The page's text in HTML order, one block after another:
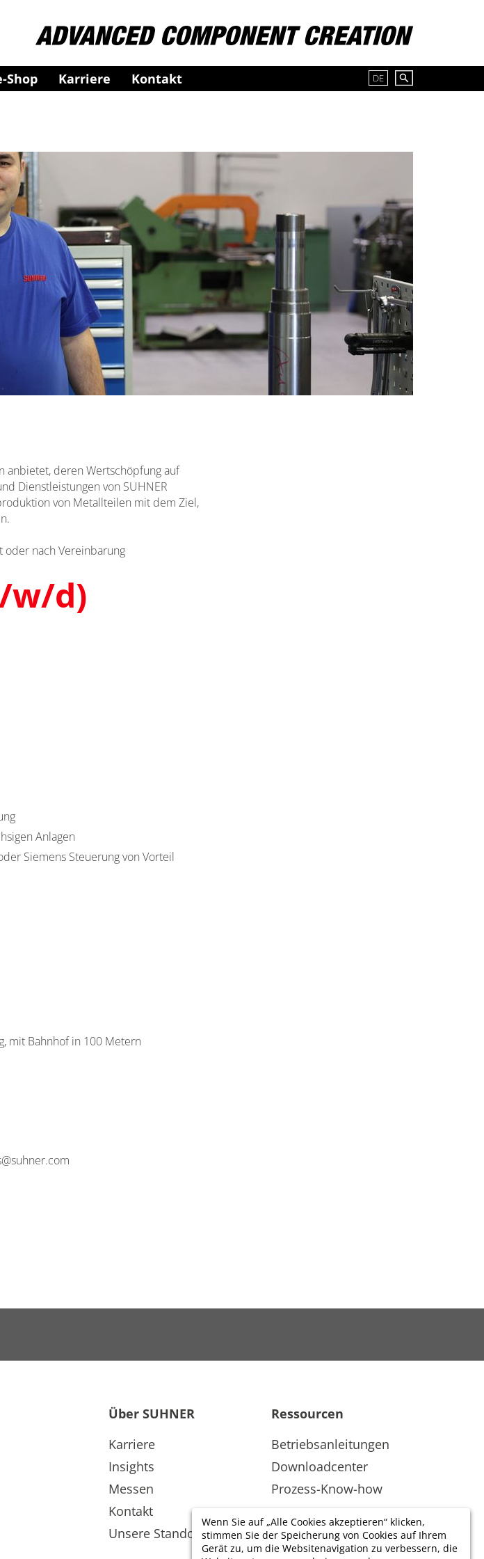
Shop Karriere Kontakt DE
anbietet, deren Wertschöpfung auf
Dienstleistungen von SUHNER
von Metallteilen mit dem Ziel,
nach Vereinbarung
w/d)
Anlagen
Siemens Steuerung von Vorteil
mit Bahnhof in 100 Metern
Über SUHNER
Karriere
Insights
Messen
Kontakt
Unsere Standorte
Ressourcen
Betriebsanleitungen
Downloadcenter
Prozess-Know-how
Wenn Sie auf „Alle Cookies akzeptieren“ klicken,
stimmen Sie der Speicherung von Cookies auf Ihrem
Gerät zu, um die Websitenavigation zu verbessern, die